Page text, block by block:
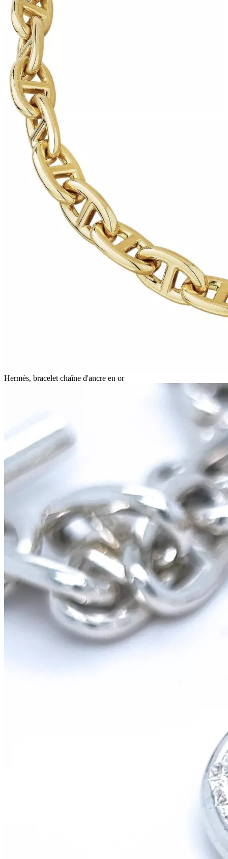
Hermès, bracelet chaîne d'ancre en or